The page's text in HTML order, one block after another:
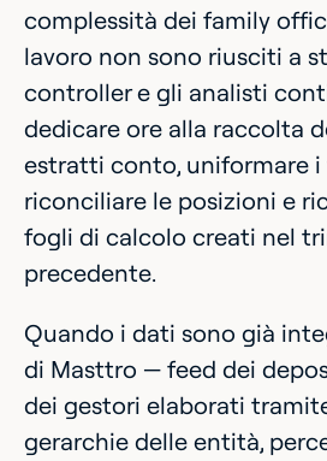
complessità dei family
lavoro non sono riusciti a
controller e gli analisti
dedicare ore alla raccolta
estratti conto, uniformare
riconciliare le posizioni e
fogli di calcolo creati nel
precedente.
Quando i dati sono già
di Masttro — feed dei
dei gestori elaborati
gerarchie delle entità,